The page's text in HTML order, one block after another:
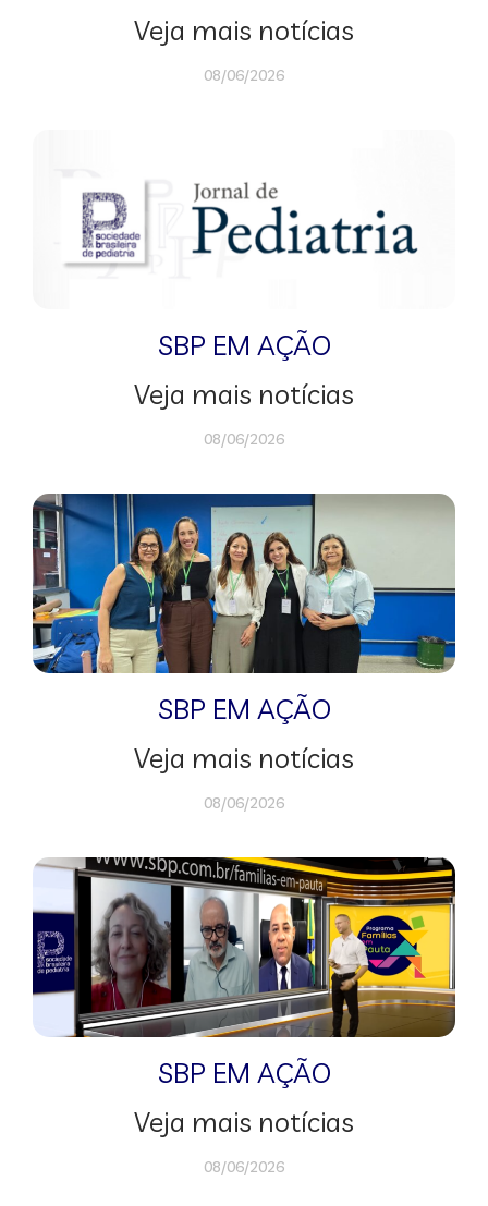
Veja mais notícias
08/06/2026
SBP EM AÇÃO
Veja mais notícias
08/06/2026
SBP EM AÇÃO
Veja mais notícias
08/06/2026
SBP EM AÇÃO
Veja mais notícias
08/06/2026